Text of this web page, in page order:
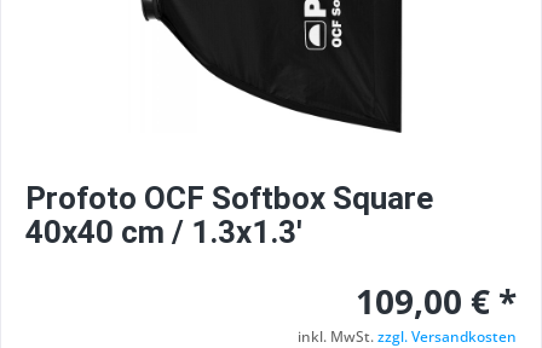
Profoto OCF Softbox Square
40x40 cm / 1.3x1.3'
109,00 € *
inkl. MwSt.zzgl. Versandkosten